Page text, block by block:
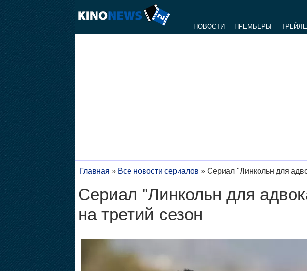
НОВОСТИ ПРЕМЬЕРЫ
Главная » Все новости сериалов » Сериал "Линкольн для
Сериал "Линкольн для
на третий сезон